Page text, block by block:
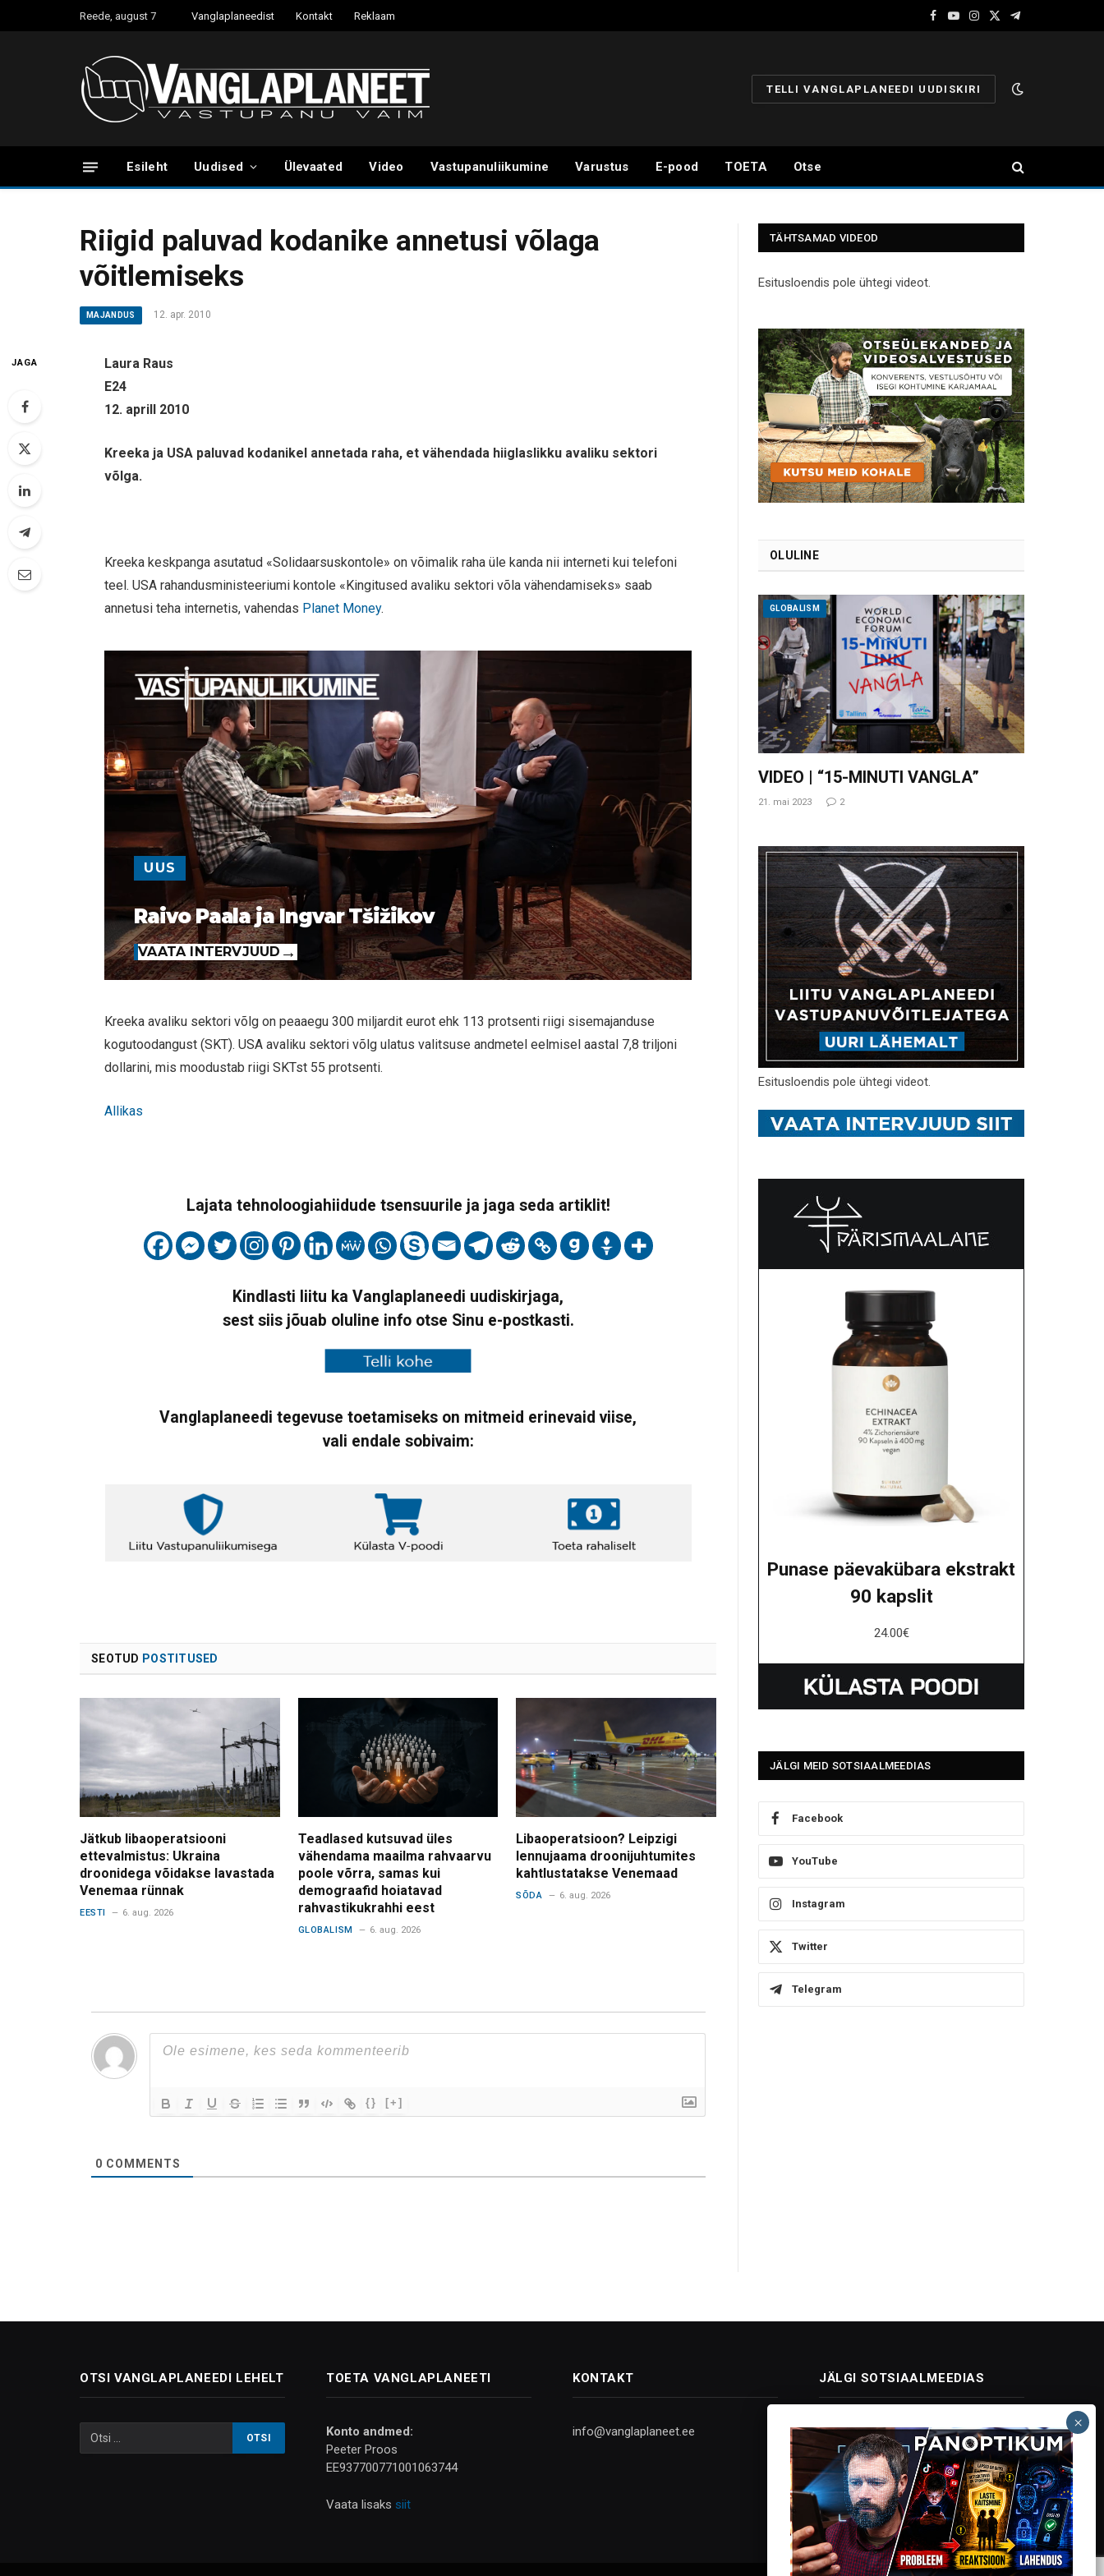
Reede, august 7 Vanglaplaneedist Kontakt Reklaam
Facebook
YouTube
Instagram
X
Telegram
TELLI VANGLAPLANEEDI UUDISKIRI
Esileht Uudised Ülevaated Video Vastupanuliikumine Varustus E-pood TOETA Otse
Riigid paluvad kodanike annetusi võlaga
võitlemiseks
MAJANDUS 12. apr. 2010
JAGA
Laura Raus
E24
12. aprill 2010
Kreeka ja USA paluvad kodanikel annetada raha, et vähendada hiiglaslikku avaliku sektori
võlga.
Kreeka keskpanga asutatud «Solidaarsuskontole» on võimalik raha üle kanda nii interneti kui telefoni
teel. USA rahandusministeeriumi kontole «Kingitused avaliku sektori võla vähendamiseks» saab
annetusi teha internetis, vahendas Planet Money.
UUS
Raivo Paala ja Ingvar Tšižikov
VAATA INTERVJUUD
Kreeka avaliku sektori võlg on peaaegu 300 miljardit eurot ehk 113 protsenti riigi sisemajanduse
kogutoodangust (SKT). USA avaliku sektori võlg ulatus valitsuse andmetel eelmisel aastal 7,8 triljoni
dollarini, mis moodustab riigi SKTst 55 protsenti.
Allikas
Lajata tehnoloogiahiidude tsensuurile ja jaga seda artiklit!
Kindlasti liitu ka Vanglaplaneedi uudiskirjaga,
sest siis jõuab oluline info otse Sinu e-postkasti.
Vanglaplaneedi tegevuse toetamiseks on mitmeid erinevaid viise,
vali endale sobivaim:
SEOTUD POSTITUSED
Jätkub libaoperatsiooni
ettevalmistus: Ukraina
droonidega võidakse lavastada
Venemaa rünnak
EESTI 6. aug. 2026
Teadlased kutsuvad üles
vähendama maailma rahvaarvu
poole võrra, samas kui
demograafid hoiatavad
rahvastikukrahhi eest
GLOBALISM 6. aug. 2026
Libaoperatsioon? Leipzigi
lennujaama droonijuhtumites
kahtlustatakse Venemaad
SÕDA 6. aug. 2026
{} [+]
0 COMMENTS
TÄHTSAMAD VIDEOD
Esitusloendis pole ühtegi videot.
OLULINE
GLOBALISM
VIDEO | “15-MINUTI VANGLA”
21. mai 2023 2
Esitusloendis pole ühtegi videot.
Punase päevakübara ekstrakt
90 kapslit
24.00€
JÄLGI MEID SOTSIAALMEEDIAS
Facebook
YouTube
Instagram
Twitter
Telegram
OTSI VANGLAPLANEEDI LEHELT TOETA VANGLAPLANEETI
Konto andmed:
Peeter Proos
EE937700771001063744
Vaata lisaks siit
KONTAKT
info@vanglaplaneet.ee
JÄLGI SOTSIAALMEEDIAS
Facebook
X
(Twitter)
InstagramYouTubeTelegram